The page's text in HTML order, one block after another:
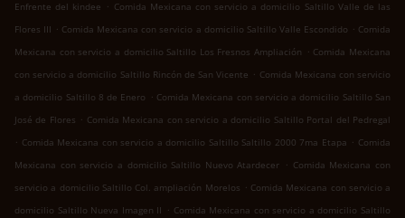
Enfrente del kindee . Comida Mexicana con servicio a domicilio Saltillo Valle de las
Flores III . Comida Mexicana con servicio a domicilio Saltillo Valle Escondido . Comida
Mexicana con servicio a domicilio Saltillo Los Fresnos Ampliación . Comida Mexicana
con servicio a domicilio Saltillo Rincón de San Vicente . Comida Mexicana con servicio
a domicilio Saltillo 8 de Enero . Comida Mexicana con servicio a domicilio Saltillo San
José de Flores . Comida Mexicana con servicio a domicilio Saltillo Portal del Pedregal
. Comida Mexicana con servicio a domicilio Saltillo Saltillo 2000 7ma Etapa . Comida
Mexicana con servicio a domicilio Saltillo Nuevo Atardecer . Comida Mexicana con
servicio a domicilio Saltillo Col. ampliación Morelos . Comida Mexicana con servicio a
domicilio Saltillo Nueva Imagen II . Comida Mexicana con servicio a domicilio Saltillo